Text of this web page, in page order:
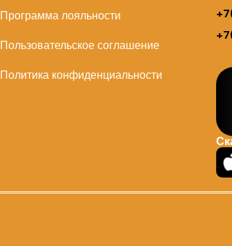
Программа лояльности
Пользовательское соглашение
Политика конфиденциальности